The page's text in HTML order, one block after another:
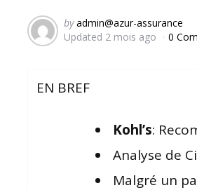
Posted
by
by admin@azur-assurance
Updated 2 mois ago 0
EN BREF
Kohl’s:
Analyse de
Malgré un